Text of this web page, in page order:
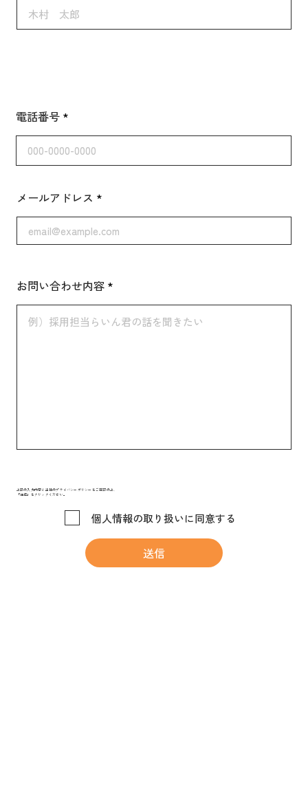
上記の入力内容と当社のプライバシーポリシーをご確認の上、
「送信」をクリックください。
個人情報の取り扱いに同意する
送信
お問い合わせ内容
電話番号
メールアドレス